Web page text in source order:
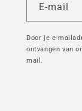
E-mail
Door je e-
ontvangen van
mail.